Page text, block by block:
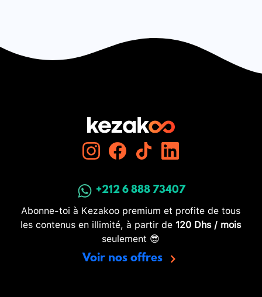
+212 6 888 73407
Abonne-toi à Kezakoo premium et profite de tous
les contenus en illimité, à partir de 120 Dhs / mois
seulement 😎
Voir nos offres